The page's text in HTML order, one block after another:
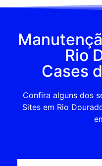
Rio
Cases
Confira alguns dos
Sites em Rio